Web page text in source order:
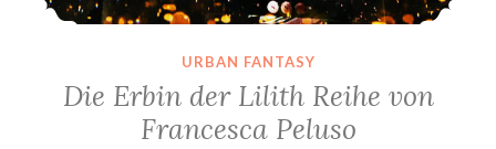
URBAN FANTASY
Die Erbin der Lilith Reihe von
Francesca Peluso